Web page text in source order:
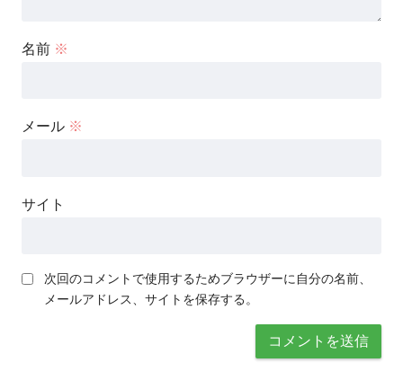
名前 ※
メール ※
サイト
次回のコメントで使用するためブラウザーに自分の名前、
メールアドレス、サイトを保存する。